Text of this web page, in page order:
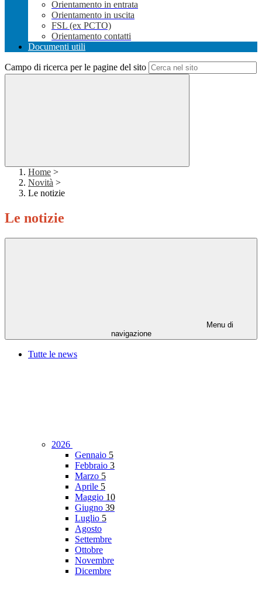
Orientamento in entrata
Orientamento in uscita
FSL (ex PCTO)
Orientamento contatti
Documenti utili
Campo di ricerca per le pagine del sito
Home >
Novità >
Le notizie
Le notizie
Menu di
navigazione
Tutte le news
2026
Gennaio 5
Febbraio 3
Marzo 5
Aprile 5
Maggio 10
Giugno 39
Luglio 5
Agosto
Settembre
Ottobre
Novembre
Dicembre